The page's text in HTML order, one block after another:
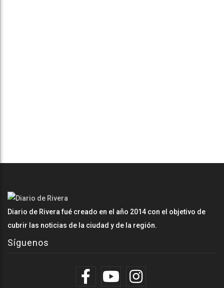
Diario de Rivera fué creado en el año 2014 con el objetivo de
cubrir las noticias de la ciudad y de la región.
Síguenos